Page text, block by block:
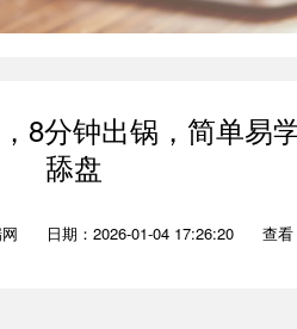
8分钟出锅，简单易
舔盘
日期：2026-01-04 17:26:20 查